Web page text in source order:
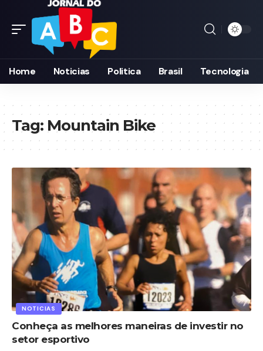
Home Noticias Politica Brasil Tecnologia
Tag: Mountain Bike
NOTICIAS
Conheça as melhores maneiras de investir no
setor esportivo